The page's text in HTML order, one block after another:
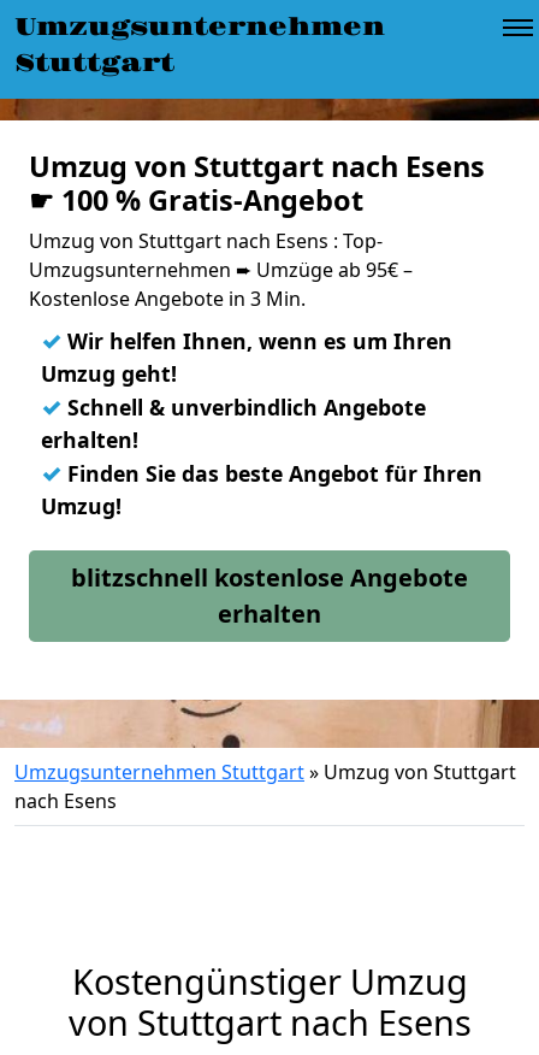
Umzugsunternehmen
Stuttgart
Umzug von Stuttgart nach Esens
☛ 100 % Gratis-Angebot
Umzug von Stuttgart nach Esens : Top-
Umzugsunternehmen ➨ Umzüge ab 95€ –
Kostenlose Angebote in 3 Min.
✓ Wir helfen Ihnen, wenn es um Ihren
Umzug geht!
✓ Schnell & unverbindlich Angebote
erhalten!
✓ Finden Sie das beste Angebot für Ihren
Umzug!
blitzschnell kostenlose Angebote
erhalten
Umzugsunternehmen Stuttgart» Umzug von Stuttgart
nach Esens
Kostengünstiger Umzug
von Stuttgart nach Esens